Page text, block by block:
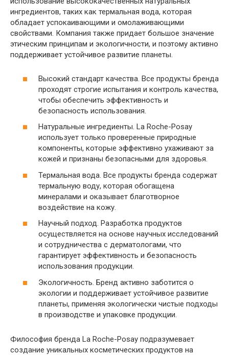
ингредиентов, таких как термальная вода, которая
обладает успокаивающими и омолаживающими
свойствами. Компания также придает большое значение
этическим принципам и экологичности, и поэтому активно
поддерживает устойчивое развитие планеты.
Высокий стандарт качества. Все продукты бренда
проходят строгие испытания и контроль качества,
чтобы обеспечить эффективность и
безопасность использования.
Натуральные ингредиенты. La Roche-Posay
использует только проверенные природные
компоненты, которые эффективно ухаживают за
кожей и признаны безопасными для здоровья.
Термальная вода. Все продукты бренда содержат
термальную воду, которая обогащена
минералами и оказывает благотворное
воздействие на кожу.
Научный подход. Разработка продуктов
осуществляется на основе научных исследований
и сотрудничества с дерматологами, что
гарантирует эффективность и безопасность
использования продукции.
Экологичность. Бренд активно заботится о
экологии и поддерживает устойчивое развитие
планеты, применяя экологически чистые подходы
в производстве и упаковке продукции.
Философия бренда La Roche-Posay подразумевает
создание уникальных косметических продуктов на